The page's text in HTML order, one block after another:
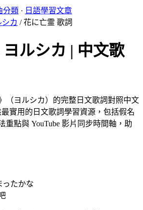
分類 · 日語學習文章
シカ /花に亡霊 歌詞
ルシカ | 中文歌
（ヨルシカ）的完整日文歌詞對照中文
實用的日文歌詞學習資源，包括假名
重點與 YouTube 影片同步時間軸，助
ったかな